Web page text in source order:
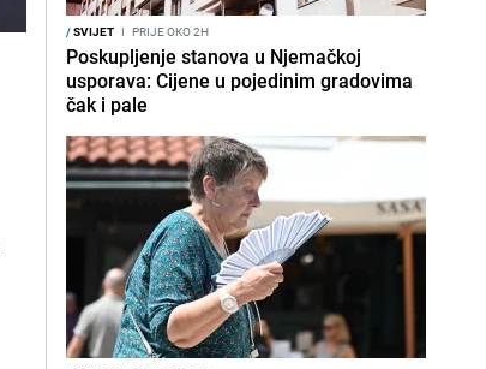
/SVIJET I PRIJE OKO 2H
Poskupljenje stanova u Njemačkoj
usporava: Cijene u pojedinim gradovima
čak i pale